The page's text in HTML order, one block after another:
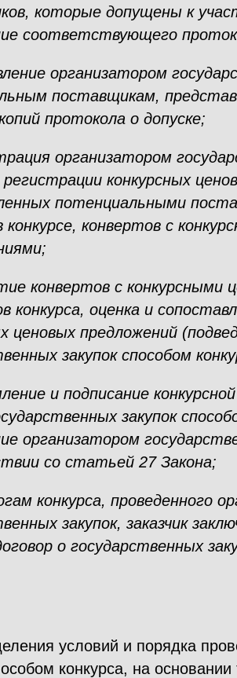
которые допущены к
соответствующего
организатором
поставщикам,
протокола о допуске;
организатором
конкурсных
потенциальными
конкурсе, конвертов с
конвертов с конкурсными
конкурса, оценка и
ценовых предложений
закупок способом
и подписание
закупок
организатором
со статьей 27 Закона;
конкурса, проведенного
закупок, заказчик
о государственных
условий и порядка
конкурса, на основании